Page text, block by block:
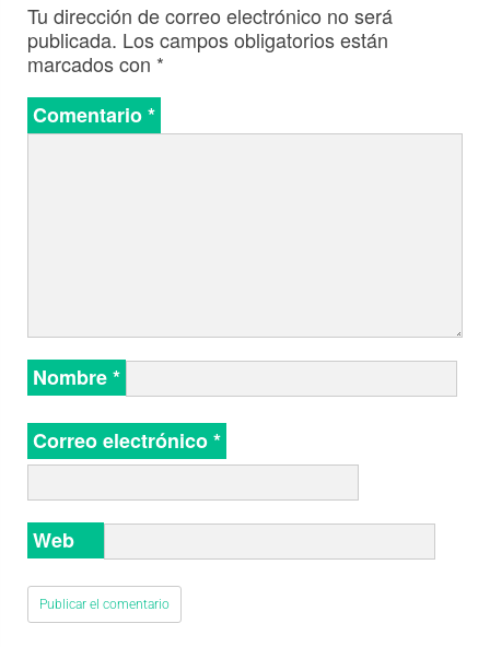
Tu dirección de correo electrónico no será
publicada. Los campos obligatorios están
marcados con *
Comentario*
Nombre*
Correo electrónico*
Web